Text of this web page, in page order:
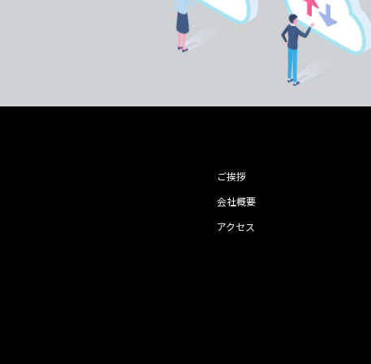
ご挨拶
会社概要
アクセス